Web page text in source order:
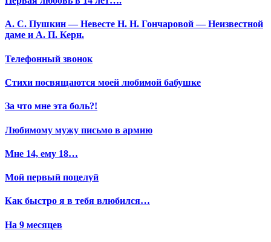
А. С. Пушкин — Невесте Н. Н. Гончаровой — Неизвестной
даме и А. П. Керн.
Телефонный звонок
Стихи посвящаются моей любимой бабушке
За что мне эта боль?!
Любимому мужу письмо в армию
Мне 14, ему 18…
Мой первый поцелуй
Как быстро я в тебя влюбился…
На 9 месяцев